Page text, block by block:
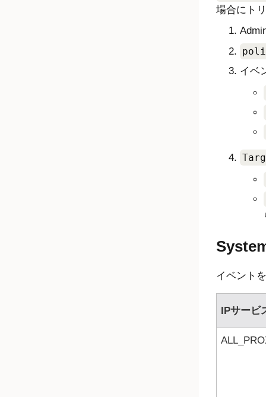
場合にト
イベ
イベント
IPサービ